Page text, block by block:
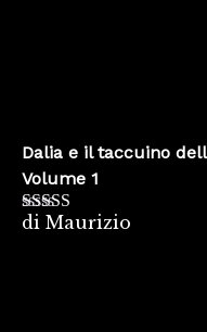
Dalia e il taccuino
Volume 1
Valutato4
di Maurizio